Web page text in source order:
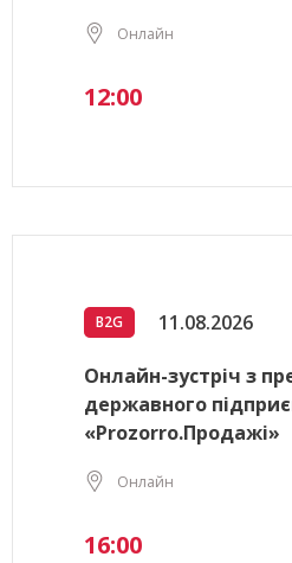
Онлайн
12:00
B2G 11.08.2026
Онлайн-зустріч з
державного
«Prozorro.Продажі»
Онлайн
16:00